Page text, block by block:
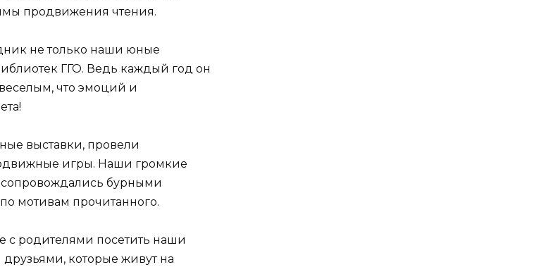
продвижения чтения.
не только наши юные
ГГО. Ведь каждый год он
что эмоций и
выставки, провели
игры. Наши громкие
бурными
мотивам прочитанного.
с родителями посетить наши
которые живут на